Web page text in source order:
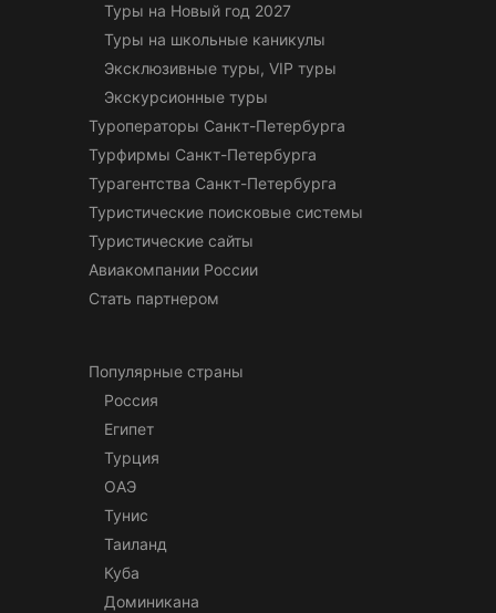
Туры на Новый год 2027
Туры на школьные каникулы
Эксклюзивные туры, VIP туры
Экскурсионные туры
Туроператоры Санкт-Петербурга
Турфирмы Санкт-Петербурга
Турагентства Санкт-Петербурга
Туристические поисковые системы
Туристические сайты
Авиакомпании России
Стать партнером
Популярные страны
Россия
Египет
Турция
ОАЭ
Тунис
Таиланд
Куба
Доминикана